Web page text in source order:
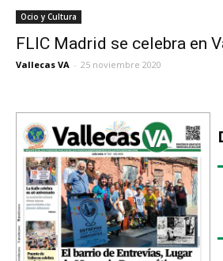
Ocio y Cultura
FLIC Madrid se celebra en
Vallecas VA - 25 noviembre 2020